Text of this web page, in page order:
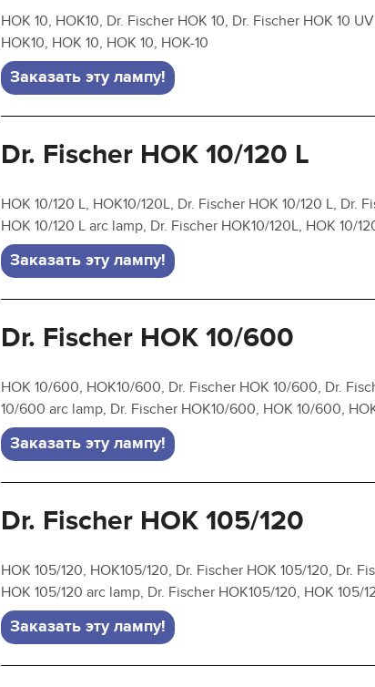
HOK 10, HOK10, Dr. Fischer HOK 10, Dr. Fischer HOK 10
HOK10, HOK 10, HOK 10, HOK-10
Заказать эту лампу!
Dr. Fischer HOK 10/120 L
HOK 10/120 L, HOK10/120L, Dr. Fischer HOK 10/120 L,
HOK 10/120 L arc lamp, Dr. Fischer HOK10/120L, HOK 10/
Заказать эту лампу!
Dr. Fischer HOK 10/600
HOK 10/600, HOK10/600, Dr. Fischer HOK 10/600, Dr.
10/600 arc lamp, Dr. Fischer HOK10/600, HOK 10/600,
Заказать эту лампу!
Dr. Fischer HOK 105/120
HOK 105/120, HOK105/120, Dr. Fischer HOK 105/120, Dr.
HOK 105/120 arc lamp, Dr. Fischer HOK105/120, HOK 105/
Заказать эту лампу!